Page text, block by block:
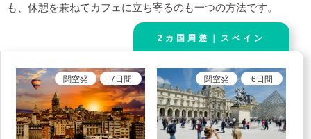
も、休憩を兼ねてカフェに立ち寄るのも一つの方法です。
2カ国周遊｜スペイン
関空発 7 日間 関空発 6 日間